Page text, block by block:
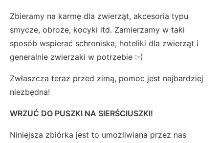
Zbieramy na karmę dla zwierząt, akcesoria typu
smycze, obroże, kocyki itd. Zamierzamy w taki
sposób wspierać schroniska, hoteliki dla zwierząt i
generalnie zwierzaki w potrzebie :-)
Zwłaszcza teraz przed zimą, pomoc jest najbardziej
niezbędna!
WRZUĆ DO PUSZKI NA SIERŚCIUSZKI!
Niniejsza zbiórka jest to umożliwiana przez nas